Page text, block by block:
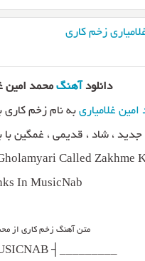
زخم کاری
دانلود آهنگمحمد امین
غلامیاری به نام زخم کاری با دو
، شاد ، قدیمی ، غمگین با
Called Zakhme
In MusicNab
متن آهنگ زخم کاری از
_________┤ MUSICNAB ├_________